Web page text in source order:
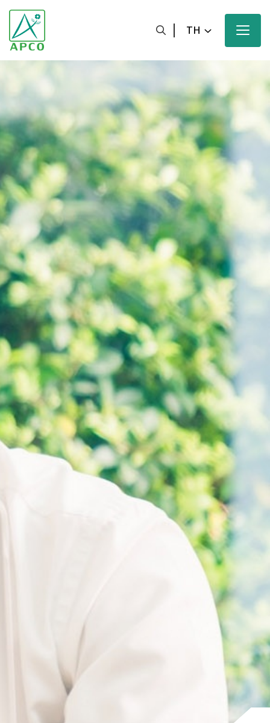
TH
หน้าหลัก
เกี่ยวกับเรา
นักวิทยาศาสตร์ของเรา
นวัตกรรมของเรา
ผลิตภัณฑ์ของเรา
ความมุ่งหวังของเรา
ข่าวสารและสื่อประชาสัมพันธ์ของเรา
ทำไมต้องลงทุนกับเรา
ติดต่อเรา